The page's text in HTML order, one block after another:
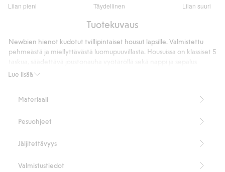
Liian pieni Täydellinen Liian suuri
/
ääneen
Tuotekuvaus
Lue lisää
Newbien hienot kudotut tvillipintaiset housut lapsille. Valmistettu
pehmeästä ja miellyttävästä luomupuuvillasta. Housuissa on klassiset 5
edessä.
Luomupuuvilla – GOTS
Materiaali
Pesuohjeet
Jäljitettävyys
Valmistustiedot